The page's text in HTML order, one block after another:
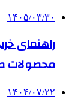
۱۴۰۵/۰۳/۳۰
راهنمای
محصولات
۱۴۰۴/۰۷/۲۲